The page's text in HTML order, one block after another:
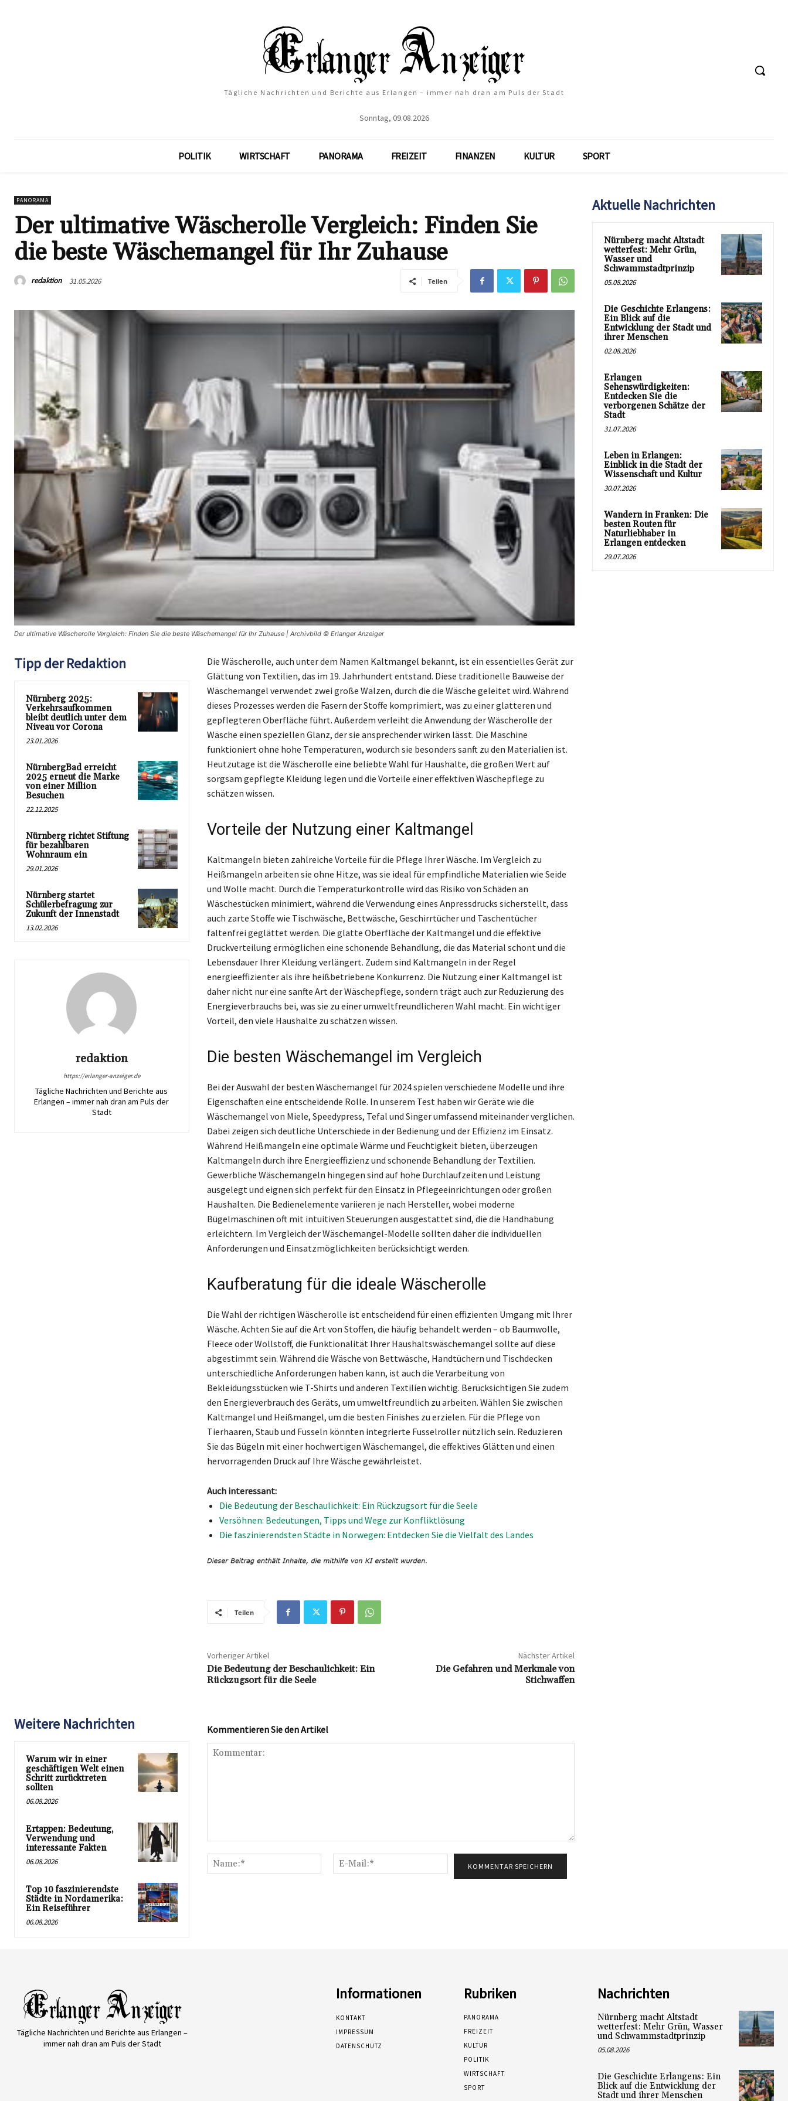
Tägliche Nachrichten und Berichte aus Erlangen – immer nah dran am Puls der Stadt
Sonntag, 09.08.2026
POLITIK WIRTSCHAFT PANORAMA FREIZEIT FINANZEN KULTUR SPORT
PANORAMA
Der ultimative Wäscherolle Vergleich: Finden Sie
die beste Wäschemangel für Ihr Zuhause
redaktion 31.05.2026 Teilen
Der ultimative Wäscherolle Vergleich: Finden Sie die beste Wäschemangel für Ihr Zuhause | Archivbild © Erlanger Anzeiger
Tipp der Redaktion
Nürnberg 2025:
Verkehrsaufkommen
bleibt deutlich unter dem
Niveau vor Corona
23.01.2026
NürnbergBad erreicht
2025 erneut die Marke
von einer Million
Besuchen
22.12.2025
Nürnberg richtet Stiftung
für bezahlbaren
Wohnraum ein
29.01.2026
Nürnberg startet
Schülerbefragung zur
Zukunft der Innenstadt
13.02.2026
redaktion
https://erlanger-anzeiger.de
Tägliche Nachrichten und Berichte aus
Erlangen – immer nah dran am Puls der
Stadt
Die Wäscherolle, auch unter dem Namen Kaltmangel bekannt, ist ein essentielles Gerät zur
Glättung von Textilien, das im 19. Jahrhundert entstand. Diese traditionelle Bauweise der
Wäschemangel verwendet zwei große Walzen, durch die die Wäsche geleitet wird. Während
dieses Prozesses werden die Fasern der Stoffe komprimiert, was zu einer glatteren und
gepflegteren Oberfläche führt. Außerdem verleiht die Anwendung der Wäscherolle der
Wäsche einen speziellen Glanz, der sie ansprechender wirken lässt. Die Maschine
funktioniert ohne hohe Temperaturen, wodurch sie besonders sanft zu den Materialien ist.
Heutzutage ist die Wäscherolle eine beliebte Wahl für Haushalte, die großen Wert auf
sorgsam gepflegte Kleidung legen und die Vorteile einer effektiven Wäschepflege zu
schätzen wissen.
Vorteile der Nutzung einer Kaltmangel
Kaltmangeln bieten zahlreiche Vorteile für die Pflege Ihrer Wäsche. Im Vergleich zu
Heißmangeln arbeiten sie ohne Hitze, was sie ideal für empfindliche Materialien wie Seide
und Wolle macht. Durch die Temperaturkontrolle wird das Risiko von Schäden an
Wäschestücken minimiert, während die Verwendung eines Anpressdrucks sicherstellt, dass
auch zarte Stoffe wie Tischwäsche, Bettwäsche, Geschirrtücher und Taschentücher
faltenfrei geglättet werden. Die glatte Oberfläche der Kaltmangel und die effektive
Druckverteilung ermöglichen eine schonende Behandlung, die das Material schont und die
Lebensdauer Ihrer Kleidung verlängert. Zudem sind Kaltmangeln in der Regel
energieeffizienter als ihre heißbetriebene Konkurrenz. Die Nutzung einer Kaltmangel ist
daher nicht nur eine sanfte Art der Wäschepflege, sondern trägt auch zur Reduzierung des
Energieverbrauchs bei, was sie zu einer umweltfreundlicheren Wahl macht. Ein wichtiger
Vorteil, den viele Haushalte zu schätzen wissen.
Die besten Wäschemangel im Vergleich
Bei der Auswahl der besten Wäschemangel für 2024 spielen verschiedene Modelle und ihre
Eigenschaften eine entscheidende Rolle. In unserem Test haben wir Geräte wie die
Wäschemangel von Miele, Speedypress, Tefal und Singer umfassend miteinander verglichen.
Dabei zeigen sich deutliche Unterschiede in der Bedienung und der Effizienz im Einsatz.
Während Heißmangeln eine optimale Wärme und Feuchtigkeit bieten, überzeugen
Kaltmangeln durch ihre Energieeffizienz und schonende Behandlung der Textilien.
Gewerbliche Wäschemangeln hingegen sind auf hohe Durchlaufzeiten und Leistung
ausgelegt und eignen sich perfekt für den Einsatz in Pflegeeinrichtungen oder großen
Haushalten. Die Bedienelemente variieren je nach Hersteller, wobei moderne
Bügelmaschinen oft mit intuitiven Steuerungen ausgestattet sind, die die Handhabung
erleichtern. Im Vergleich der Wäschemangel-Modelle sollten daher die individuellen
Anforderungen und Einsatzmöglichkeiten berücksichtigt werden.
Kaufberatung für die ideale Wäscherolle
Die Wahl der richtigen Wäscherolle ist entscheidend für einen effizienten Umgang mit Ihrer
Wäsche. Achten Sie auf die Art von Stoffen, die häufig behandelt werden – ob Baumwolle,
Fleece oder Wollstoff, die Funktionalität Ihrer Haushaltswäschemangel sollte auf diese
abgestimmt sein. Während die Wäsche von Bettwäsche, Handtüchern und Tischdecken
unterschiedliche Anforderungen haben kann, ist auch die Verarbeitung von
Bekleidungsstücken wie T-Shirts und anderen Textilien wichtig. Berücksichtigen Sie zudem
den Energieverbrauch des Geräts, um umweltfreundlich zu arbeiten. Wählen Sie zwischen
Kaltmangel und Heißmangel, um die besten Finishes zu erzielen. Für die Pflege von
Tierhaaren, Staub und Fusseln könnten integrierte Fusselroller nützlich sein. Reduzieren
Sie das Bügeln mit einer hochwertigen Wäschemangel, die effektives Glätten und einen
hervorragenden Druck auf Ihre Wäsche gewährleistet.
Auch interessant:
Die Bedeutung der Beschaulichkeit: Ein Rückzugsort für die Seele
Versöhnen: Bedeutungen, Tipps und Wege zur Konfliktlösung
Die faszinierendsten Städte in Norwegen: Entdecken Sie die Vielfalt des Landes
Teilen
Vorheriger Artikel
Die Bedeutung der Beschaulichkeit: Ein
Rückzugsort für die Seele
Nächster Artikel
Die Gefahren und Merkmale von
Stichwaffen
Weitere Nachrichten
Warum wir in einer
geschäftigen Welt einen
Schritt zurücktreten
sollten
06.08.2026
Ertappen: Bedeutung,
Verwendung und
interessante Fakten
06.08.2026
Top 10 faszinierendste
Städte in Nordamerika:
Ein Reiseführer
06.08.2026
Kommentieren Sie den Artikel
Name:*
Mail:*
Aktuelle Nachrichten
Nürnberg macht Altstadt
wetterfest: Mehr Grün,
Wasser und
Schwammstadtprinzip
05.08.2026
Die Geschichte Erlangens:
Ein Blick auf die
Entwicklung der Stadt und
ihrer Menschen
02.08.2026
Erlangen
Sehenswürdigkeiten:
Entdecken Sie die
verborgenen Schätze der
Stadt
31.07.2026
Leben in Erlangen:
Einblick in die Stadt der
Wissenschaft und Kultur
30.07.2026
Wandern in Franken: Die
besten Routen für
Naturliebhaber in
Erlangen entdecken
29.07.2026
Tägliche Nachrichten und Berichte aus Erlangen –
immer nah dran am Puls der Stadt
Informationen
KONTAKT
IMPRESSUM
DATENSCHUTZ
Rubriken
PANORAMA
FREIZEIT
KULTUR
POLITIK
WIRTSCHAFT
SPORT
Nachrichten
Nürnberg macht Altstadt
wetterfest: Mehr Grün, Wasser
und Schwammstadtprinzip
05.08.2026
Die Geschichte Erlangens: Ein
Blick auf die Entwicklung der
Stadt und ihrer Menschen